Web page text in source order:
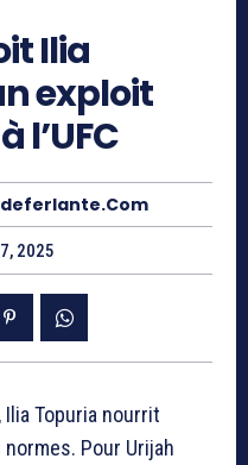
Ilia
exploit
l’UFC
2025
Ilia Topuria nourrit
Pour Urijah